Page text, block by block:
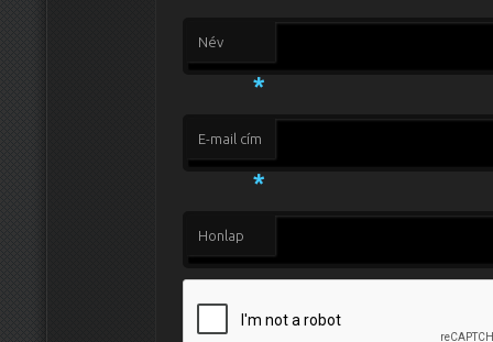
Név
*
E-mail cím
*
Honlap